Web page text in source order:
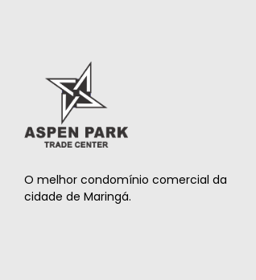
O melhor condomínio comercial da
cidade de Maringá.